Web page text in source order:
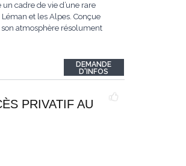
cadre de vie d’une rare
et les Alpes. Conçue
atmosphère résolument
DEMANDE
D'INFOS
PRIVATIF AU